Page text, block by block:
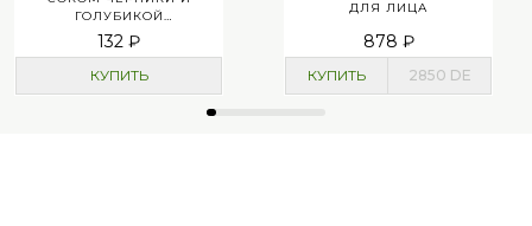
ГОЛУБИКОЙ
«ОМОЛАЖИВАЮЩИЙ»
132 ₽
КУПИТЬ
ДЛЯ ЛИЦА
878 ₽
КУПИТЬ 2850 DE